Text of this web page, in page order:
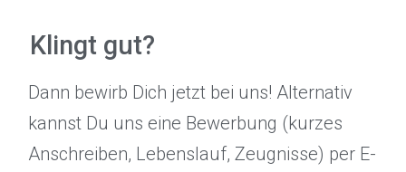
Klingt gut?
Dann bewirb Dich jetzt bei uns! Alternativ
kannst Du uns eine Bewerbung (kurzes
Anschreiben, Lebenslauf, Zeugnisse) per E-